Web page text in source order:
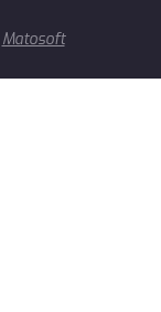
Matosoft